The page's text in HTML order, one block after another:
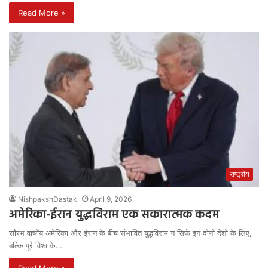
Read More »
राष्ट्रीय
NishpakshDastak April 9, 2026
अमेरिका-ईरान युद्धविराम एक सकारात्मक कदम
सौरभ वार्ष्णेय अमेरिका और ईरान के बीच संभावित युद्धविराम न सिर्फ इन दोनों देशों के लिए,
बल्कि पूरे विश्व के…